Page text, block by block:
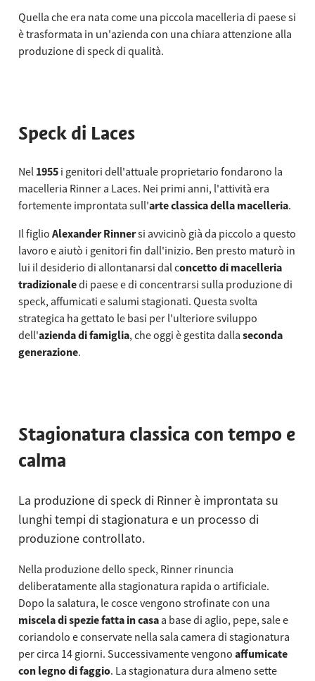
Quella che era nata come una piccola macelleria di paese si
è trasformata in un'azienda con una chiara attenzione alla
produzione di speck di qualità.
Speck di Laces
Nel 1955 i genitori dell'attuale proprietario fondarono la
macelleria Rinner a Laces. Nei primi anni, l'attività era
fortemente improntata sull'arte classica della macelleria.
Il figlio Alexander Rinnersi avvicinò già da piccolo a questo
lavoro e aiutò i genitori fin dall'inizio. Ben presto maturò in
lui il desiderio di allontanarsi dal concetto di macelleria
tradizionaledi paese e di concentrarsi sulla produzione di
speck, affumicati e salumi stagionati. Questa svolta
strategica ha gettato le basi per l'ulteriore sviluppo
dell'azienda di famiglia, che oggi è gestita dalla seconda
generazione.
Stagionatura classica con tempo e
calma
La produzione di speck di Rinner è improntata su
lunghi tempi di stagionatura e un processo di
produzione controllato.
Nella produzione dello speck, Rinner rinuncia
deliberatamente alla stagionatura rapida o artificiale.
Dopo la salatura, le cosce vengono strofinate con una
miscela di spezie fatta in casaa base di aglio, pepe, sale e
coriandolo e conservate nella sala camera di stagionatura
per circa 14 giorni. Successivamente vengono affumicate
con legno di faggio. La stagionatura dura almeno sette